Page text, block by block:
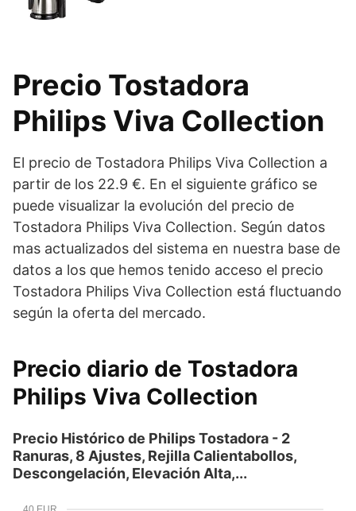
Precio Tostadora
Philips Viva Collection
El precio de Tostadora Philips Viva Collection a
partir de los 22.9 €. En el siguiente gráfico se
puede visualizar la evolución del precio de
Tostadora Philips Viva Collection. Según datos
mas actualizados del sistema en nuestra base de
datos a los que hemos tenido acceso el precio
Tostadora Philips Viva Collection está fluctuando
según la oferta del mercado.
Precio diario de Tostadora
Philips Viva Collection
Precio Histórico de Philips Tostadora - 2
Ranuras, 8 Ajustes, Rejilla Calientabollos,
Descongelación, Elevación Alta,...